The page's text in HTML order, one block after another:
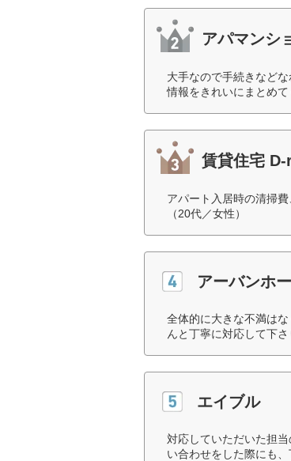
アパマンシ
大手なので手続きなど
情報をきれいにまとめ
賃貸住宅
アパート入居時の清掃
（20代／女性）
アーバンホ
全体的に大きな不満は
んと丁寧に対応して下
エイブル
対応していただいた担
い合わせをした際にも